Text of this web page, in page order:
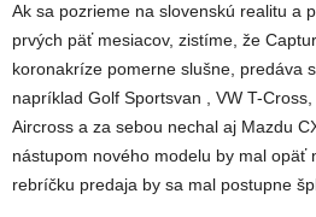
Ak sa pozrieme na slovenskú realitu a
prvých päť mesiacov, zistíme, že
koronakríze pomerne slušne, predáva
napríklad Golf Sportsvan , VW T-
Aircross a za sebou nechal aj Mazdu
nástupom nového modelu by mal opäť
rebríčku predaja by sa mal postupne